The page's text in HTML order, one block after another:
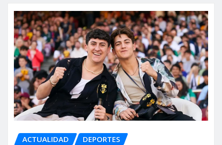
ACTUALIDAD DEPORTES